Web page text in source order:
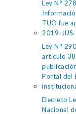
Ley N°
TUO fue
2019-JUS.
Ley N°
artículo 38
Portal del
Decreto
Nacional